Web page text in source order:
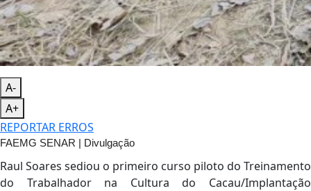
A-
A+
REPORTAR ERROS
FAEMG SENAR | Divulgação
Raul Soares sediou o primeiro curso piloto do Treinamento
do Trabalhador na Cultura do Cacau/Implantação